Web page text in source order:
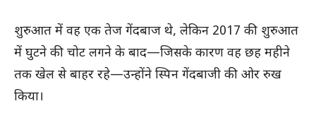
शुरुआत में वह एक तेज गेंदबाज थे, लेकिन 2017 की शुरुआत
में घुटने की चोट लगने के बाद—जिसके कारण वह छह महीने
तक खेल से बाहर रहे—उन्होंने स्पिन गेंदबाजी की ओर रुख
किया।